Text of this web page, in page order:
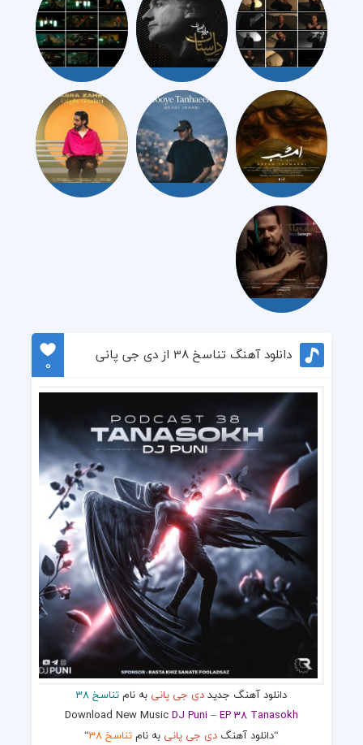
دانلود آهنگ تناسخ 38 از دی جی پانی
0
دانلود آهنگ جدیددی جی پانی به نامتناسخ 38
Download New MusicDJ Puni–EP 38 Tanasokh
“دانلود آهنگ دی جی پانی به نامتناسخ 38
“